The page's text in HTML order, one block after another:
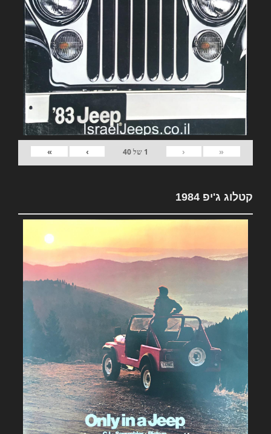
«
‹
1 של40
›
»
קטלוג ג'יפ 1984